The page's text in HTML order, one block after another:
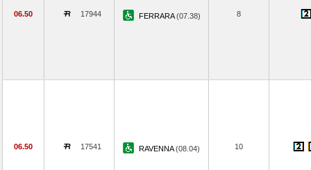
06.50 17944 FERRARA(07.38) 8
06.50 17541 RAVENNA(08.04) 10